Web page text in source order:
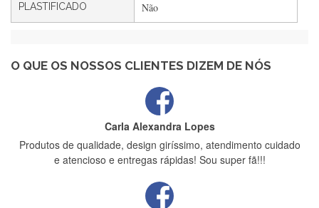
PLASTIFICADO Não
O QUE OS NOSSOS CLIENTES DIZEM DE NÓS
estrelas
Carla Alexandra Lopes
Produtos de qualidade, design giríssimo, atendimento cuidado
e atencioso e entregas rápidas! Sou super fã!!!